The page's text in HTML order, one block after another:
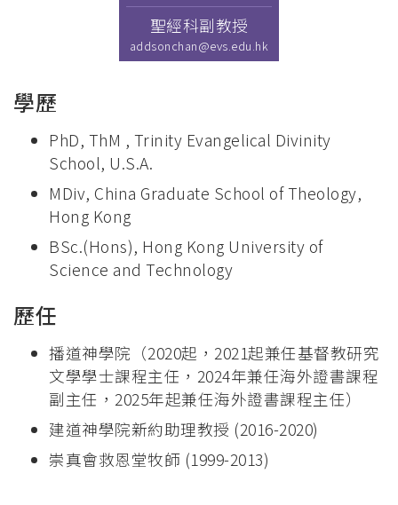
聖經科副教授
addsonchan@evs.edu.hk
學歷
PhD, ThM , Trinity Evangelical Divinity
School, U.S.A.
MDiv, China Graduate School of Theology,
Hong Kong
BSc.(Hons), Hong Kong University of
Science and Technology
歷任
播道神學院（2020起，2021起兼任基督教研究
文學學士課程主任，2024年兼任海外證書課程
副主任，2025年起兼任海外證書課程主任）
建道神學院新約助理教授 (2016-2020)
崇真會救恩堂牧師 (1999-2013)